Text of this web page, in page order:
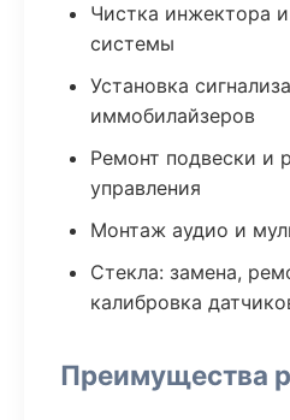
Чистка инжектора
системы
Установка
иммобилайзеров
Ремонт подвески и
управления
Монтаж аудио и
Стекла: замена,
калибровка
Преимущества